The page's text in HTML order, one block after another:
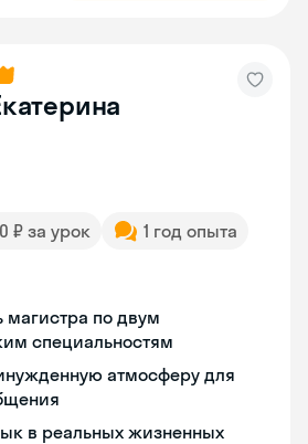
₽ за урок
1 год опыта
магистра по двум
специальностям
атмосферу для
в реальных жизненных